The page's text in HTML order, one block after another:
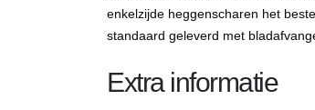
enkelzijde heggenscharen het
standaard geleverd met
Extra informatie